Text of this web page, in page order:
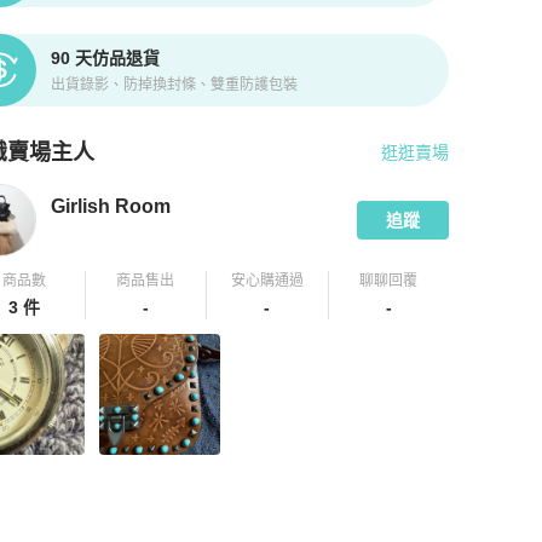
90 天仿品退貨
出貨錄影、防掉換封條、雙重防護包裝
賣場主人
拍拍圈嚴選賣家
逛逛賣場
Girlish Room
追蹤
商品數
3 件
商品售出
-
安心購通過
-
聊聊回覆
-